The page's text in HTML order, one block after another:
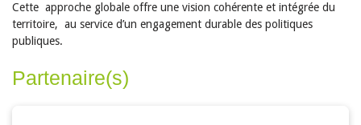
Cette approche globale offre une vision cohérente et intégrée du
territoire, au service d’un engagement durable des politiques
publiques.
Partenaire(s)